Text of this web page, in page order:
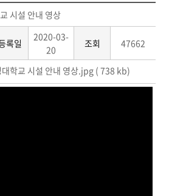
시설 안내 영상
록일
2020-03-
20
조회 47662
학교 시설 안내 영상.jpg ( 738 kb)